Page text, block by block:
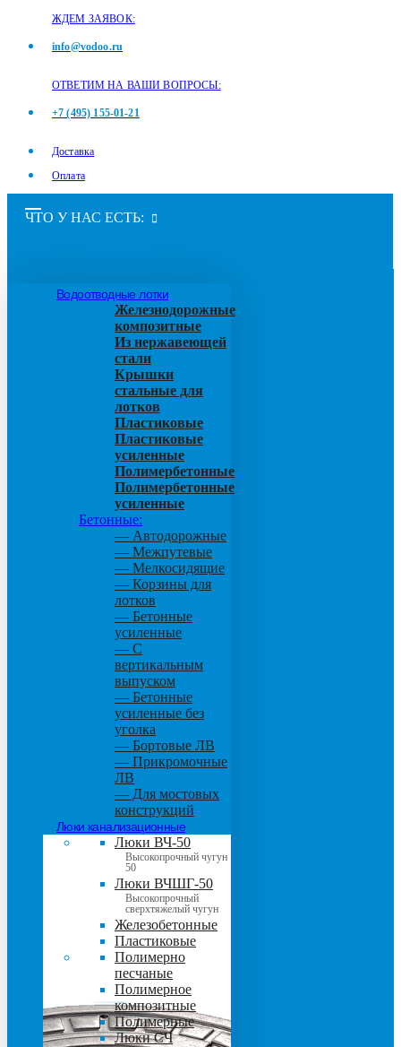
ЖДЕМ ЗАЯВОК:
info@vodoo.ru
ОТВЕТИМ НА ВАШИ ВОПРОСЫ:
+7 (495) 155-01-21
Доставка
Оплата
ЧТО У НАС ЕСТЬ:
Водоотводные лотки
Железнодорожные
композитные
Из нержавеющей
стали
Крышки
стальные для
лотков
Пластиковые
Пластиковые
усиленные
Полимербетонные
Полимербетонные
усиленные
Бетонные:
— Автодорожные
— Межпутевые
— Мелкосидящие
— Корзины для
лотков
— Бетонные
усиленные
— С
вертикальным
выпуском
— Бетонные
усиленные без
уголка
— Бортовые ЛВ
— Прикромочные
ЛВ
— Для мостовых
конструкций
Люки канализационные
Люки ВЧ-50
Высокопрочный чугун
50
Люки ВЧШГ-50
Высокопрочный
сверхтяжелый чугун
Железобетонные
Пластиковые
Полимерно
песчаные
Полимерное
композитные
Полимерные
Люки СЧ